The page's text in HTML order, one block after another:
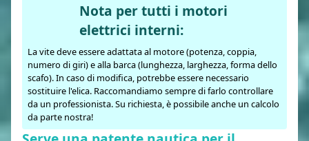
Nota per tutti i motori
elettrici interni:
La vite deve essere adattata al motore (potenza, coppia,
numero di giri) e alla barca (lunghezza, larghezza, forma dello
scafo). In caso di modifica, potrebbe essere necessario
sostituire l'elica. Raccomandiamo sempre di farlo controllare
da un professionista. Su richiesta, è possibile anche un calcolo
da parte nostra!